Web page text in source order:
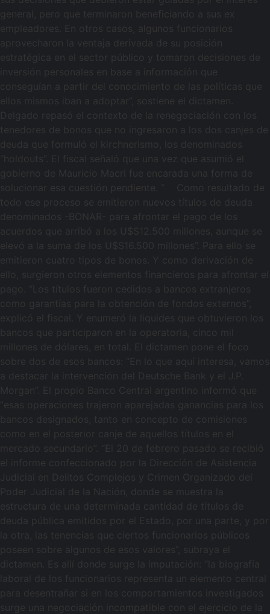
general, pero que terminaron beneficiando a sus ex
empleadores. En otros casos, algunos funcionarios
aprovecharon la ventaja derivada de su posición
estratégica en el sector público y tomaron decisiones de
inversión personales en base a información que
conseguían a partir del conocimiento de las políticas que
ellos mismos iban a adoptar”, sostiene el dictamen.
Delgado repasó el contexto de la renegociación con los
tenedores de bonos que no ingresaron a los dos canjes de
deuda que formuló el kirchnerismo, los denominados
“holdouts”. El fiscal señaló que una vez que asumió el
gobierno de Mauricio Macri fue encarada una forma de
solucionar esa cuestión pendiente. “ Como resultado de
todo ese proceso se emitieron nuevos títulos de deuda
denominados -BONAR- para afrontar el pago de los
acuerdos que arribó a los U$S12.500 millones, aunque se
elevó a la suma de los U$S16.500 millones”. Para ello se
emitieron cuatro tipos de bonos. Y como derivación de
ello, surgieron otros elementos financieros para afrontar el
pago. “Los títulos fueron cedidos a bancos extranjeros
como garantías para la obtención de fondos externos”,
explicó el fiscal. Y enumeró la liquides que obtuvieron los
bancos que participaron en la operatoria, cinco mil
millones de dólares, en total. El dictamen pone el foco
sobre dos de esos bancos: “En lo que aquí interesa, vamos
a destacar la intervención del Deutsche Bank y el J.P.
Morgan”. El propio Banco Central argentino informó que
“esas operaciones trajeron aparejadas ganancias para los
bancos designados, tanto en concepto de comisiones
como en el posterior canje de aquellos títulos en el
mercado secundario”. “El 20 de febrero pasado se recibió
el informe confeccionado por la Dirección de Asistencia
Judicial en Delitos Complejos y Crimen Organizado del
Poder Judicial de la Nación, donde se muestra la
estructura de una determinada cantidad de títulos de
deuda pública emitidos por el Estado, por una parte, y por
la otra, las tenencias que ciertos funcionarios públicos
poseen sobre algunos de esos valores”, subraya el
dictamen. Es allí donde surge la imputación: “la biografía
laboral de los funcionarios representa un elemento central
para desentrañar si en los comportamientos investigados
surge una negociación incompatible con el ejercicio de la